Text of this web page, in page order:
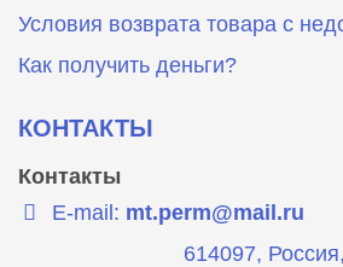
Условия возврата товара с
Как получить деньги?
КОНТАКТЫ
Контакты
E-mail: mt.perm@mail.ru
614097,